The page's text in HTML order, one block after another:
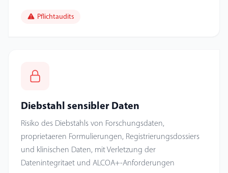
Pflichtaudits
Diebstahl sensibler Daten
Risiko des Diebstahls von Forschungsdaten,
proprietaeren Formulierungen, Registrierungsdossiers
und klinischen Daten, mit Verletzung der
Datenintegritaet und ALCOA+-Anforderungen